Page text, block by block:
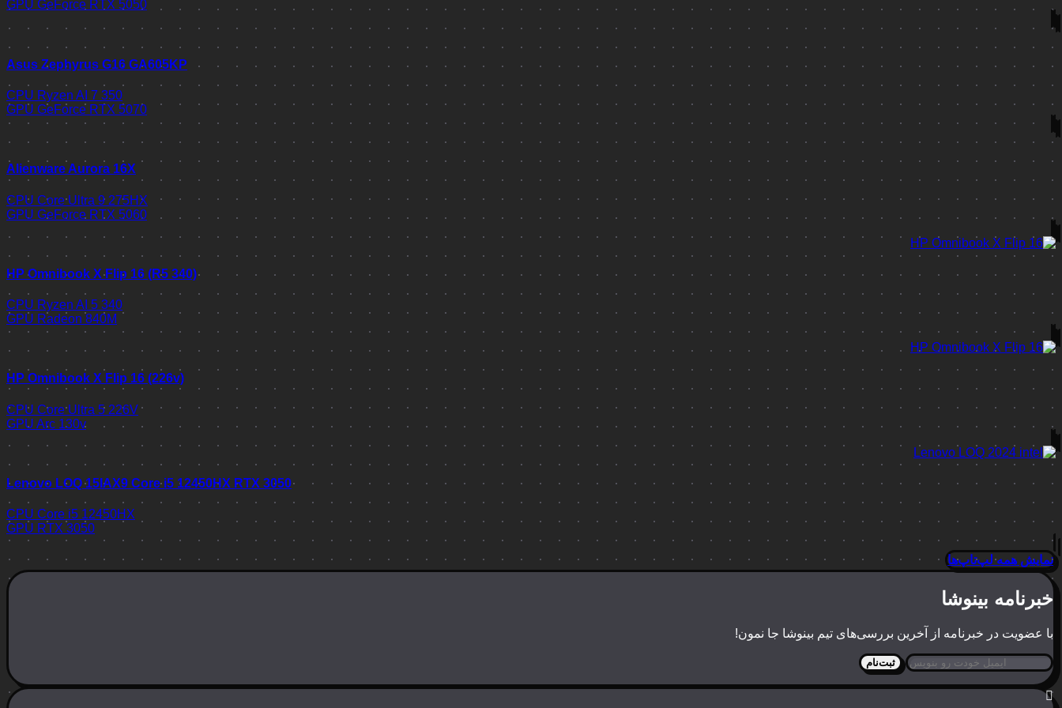
GPU GeForce RTX 5050
Asus Zephyrus G16 GA605KP
CPU Ryzen AI 7 350
GPU GeForce RTX 5070
Alienware Aurora 16X
CPU Core Ultra 9 275HX
GPU GeForce RTX 5060
HP Omnibook X Flip 16 (R5 340)
CPU Ryzen AI 5 340
GPU Radeon 840M
HP Omnibook X Flip 16 (226v)
CPU Core Ultra 5 226V
GPU Arc 130v
Lenovo LOQ 15IAX9 Core i5 12450HX RTX 3050
CPU Core i5 12450HX
GPU RTX 3050
نمایش همه لپ‌تاپ‌ها
خبرنامه بینوشا
با عضویت در خبرنامه از آخرین بررسی‌های تیم بینوشا جا نمون!
ثبت‌نام